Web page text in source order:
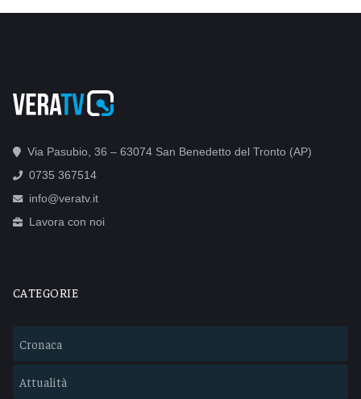
Via Pasubio, 36 – 63074 San Benedetto del Tronto (AP)
0735 367514
info@veratv.it
Lavora con noi
CATEGORIE
Cronaca
Attualità